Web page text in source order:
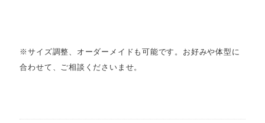
※サイズ調整、オーダーメイドも可能です。お好みや体型に
合わせて、ご相談くださいませ。